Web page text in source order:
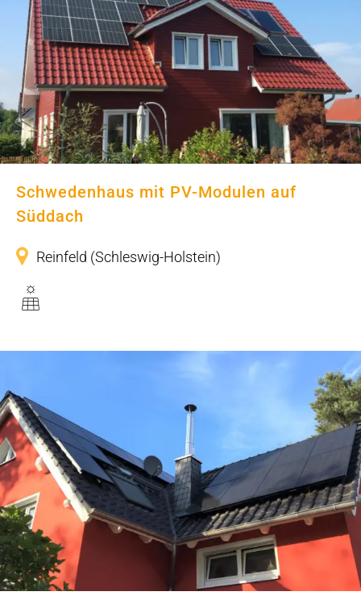
Schwedenhaus mit PV-Modulen auf
Süddach
Schwedenhaus mit PV-Modulen auf
Süddach
Reinfeld (Schleswig-Holstein)
PV-System mit Speicher auf
Einfamilienhaus mit Satteldach